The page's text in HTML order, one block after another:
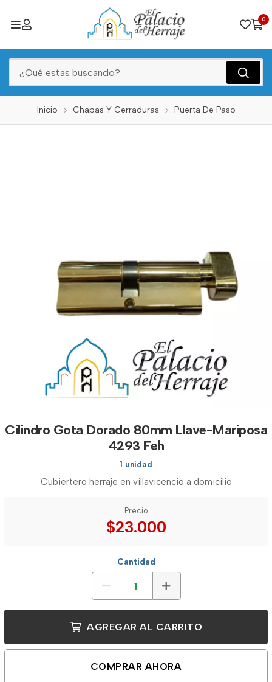
0
Inicio Chapas Y Cerraduras Puerta De Paso
Cilindro Gota Dorado 80mm Llave-Mariposa
4293 Feh
1 unidad
Cubiertero herraje en villavicencio a domicilio
Precio
$23.000
Cantidad
AGREGAR AL CARRITO
COMPRAR AHORA